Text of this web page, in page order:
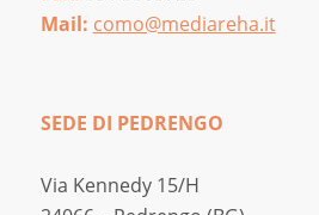
Mail: como@mediareha.it
SEDE DI PEDRENGO
Via Kennedy 15/H